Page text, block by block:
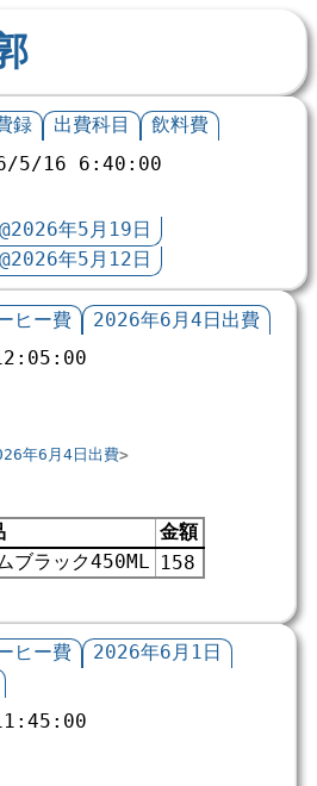
録 出費科目 飲料費
5/16 6:40:00
年5月19日
年5月12日
ヒー費 2026年6月4日出費
年6月4日出費
金額
ブラック450ML 158
ヒー費
2026年6月1日